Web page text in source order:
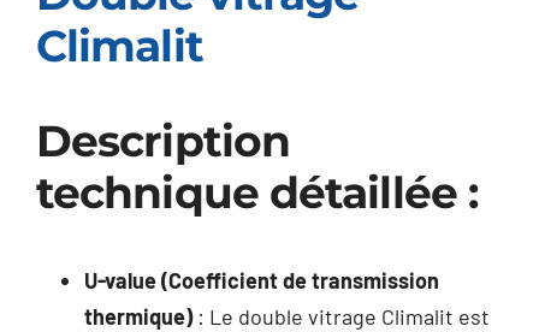
Climalit
Description
technique détaillée :
U-value (Coefficient de transmission
thermique): Le double vitrage Climalit est